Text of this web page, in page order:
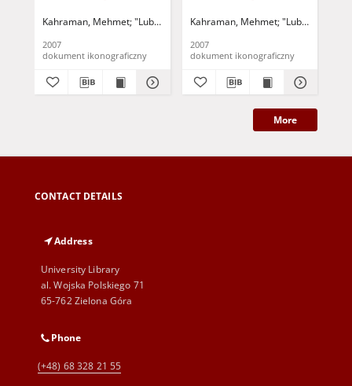
Kahraman, Mehmet "Lubpress" (Zielona Góra) Gazeta Lubuska
2007
dokument ikonograficzny
Kahraman, Mehmet "Lubpress"
2007
dokument ikonograficzny
More
CONTACT DETAILS
Address
University Library
al. Wojska Polskiego 71
65-762 Zielona Góra
Phone
(+48) 68 328 21 55